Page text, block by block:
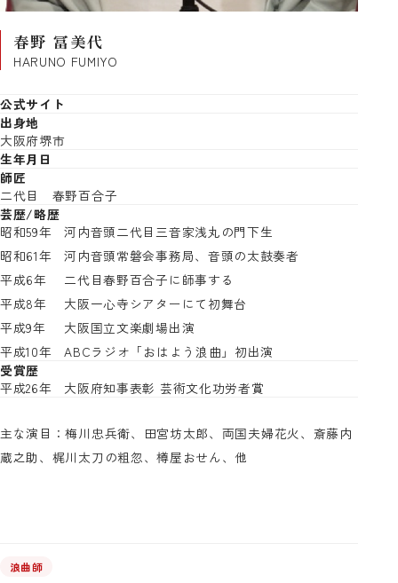
春野 冨美代
HARUNO FUMIYO
公式サイト
出身地
大阪府堺市
生年月日
師匠
二代目 春野百合子
芸歴/略歴
昭和59年
河内音頭二代目三音家浅丸の門下生
昭和61年
河内音頭常磐会事務局、音頭の太鼓奏者
平成6年
二代目春野百合子に師事する
平成8年
大阪一心寺シアターにて初舞台
平成9年
大阪国立文楽劇場出演
平成10年
ABCラジオ「おはよう浪曲」初出演
受賞歴
平成26年
大阪府知事表彰 芸術文化功労者賞
主な演目：梅川忠兵衛、田宮坊太郎、両国夫婦花火、斎藤内
蔵之助、梶川太刀の粗忽、樽屋おせん、他
浪曲師